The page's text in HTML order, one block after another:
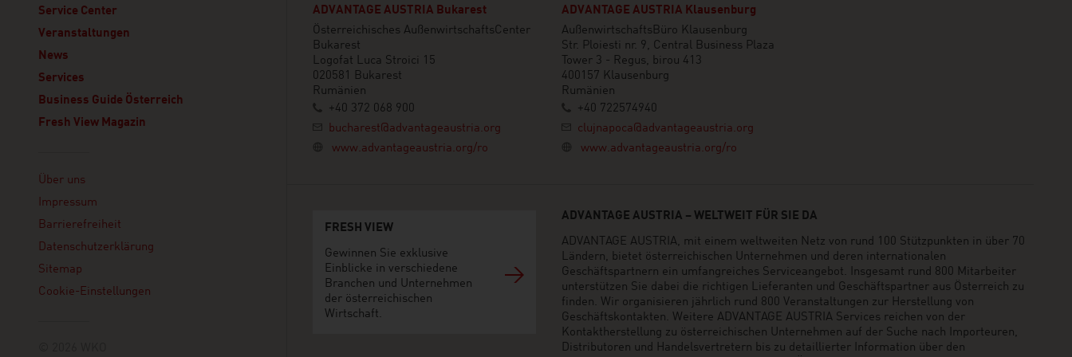
Service Center
Veranstaltungen
News
Services
Business Guide Österreich
Fresh View Magazin
Über uns
Impressum
Barrierefreiheit
Datenschutzerklärung
Sitemap
Cookie-Einstellungen
ADVANTAGE AUSTRIA Bukarest
Österreichisches AußenwirtschaftsCenter
Bukarest
Logofat Luca Stroici 15
020581 Bukarest
Rumänien
+40 372 068 900
bucharest@advantageaustria.org
www.advantageaustria.org/ro
ADVANTAGE AUSTRIA Klausenburg
AußenwirtschaftsBüro Klausenburg
Str. Ploiesti nr. 9, Central Business Plaza
Tower 3 - Regus, birou 413
400157 Klausenburg
Rumänien
+40 722574940
clujnapoca@advantageaustria.org
www.advantageaustria.org/ro
FRESH VIEW
Gewinnen Sie exklusive
Einblicke in verschiedene
Branchen und Unternehmen
der österreichischen
Wirtschaft.
ADVANTAGE AUSTRIA – WELTWEIT FÜR SIE DA
ADVANTAGE AUSTRIA, mit einem weltweiten Netz von rund 100 Stützpunkten in über 70
Ländern, bietet österreichischen Unternehmen und deren internationalen
Geschäftspartnern ein umfangreiches Serviceangebot. Insgesamt rund 800 Mitarbeiter
unterstützen Sie dabei die richtigen Lieferanten und Geschäftspartner aus Österreich zu
finden. Wir organisieren jährlich rund 800 Veranstaltungen zur Herstellung von
Geschäftskontakten. Weitere ADVANTAGE AUSTRIA Services reichen von der
Kontaktherstellung zu österreichischen Unternehmen auf der Suche nach Importeuren,
Distributoren und Handelsvertretern bis zu detaillierter Information über den